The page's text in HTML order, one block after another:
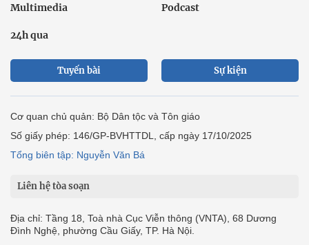
Multimedia Podcast
24h qua
Tuyến bài Sự kiện
Cơ quan chủ quản: Bộ Dân tộc và Tôn giáo
Số giấy phép: 146/GP-BVHTTDL, cấp ngày 17/10/2025
Tổng biên tập: Nguyễn Văn Bá
Liên hệ tòa soạn
Địa chỉ: Tầng 18, Toà nhà Cục Viễn thông (VNTA), 68 Dương
Đình Nghệ, phường Cầu Giấy, TP. Hà Nội.